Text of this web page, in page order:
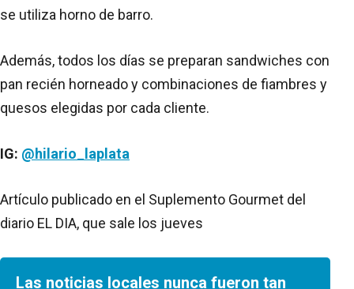
se utiliza horno de barro.
Además, todos los días se preparan sandwiches con
pan recién horneado y combinaciones de fiambres y
quesos elegidas por cada cliente.
IG: @hilario_laplata
Artículo publicado en el Suplemento Gourmet del
diario EL DIA, que sale los jueves
Las noticias locales nunca fueron tan